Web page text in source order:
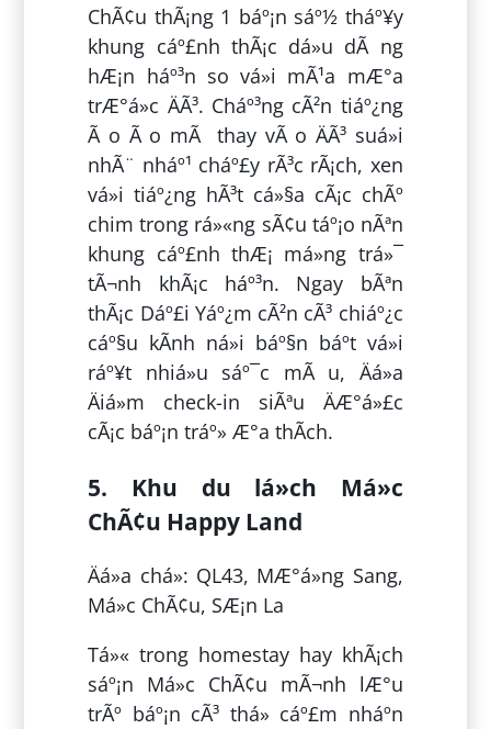
ChÃ¢u thÃ¡ng 1 báº¡n sáº½ tháº¥y
khung cáº£nh thÃ¡c dá»u dÃ ng
hÆ¡n háº³n so vá»i mÃ¹a mÆ°a
trÆ°á»c ÄÃ³. Cháº³ng cÃ²n tiáº¿ng
Ã o Ã o mÃ thay vÃ o ÄÃ³ suá»i
nhÃ¨ nháº¹ cháº£y rÃ³c rÃ¡ch, xen
vá»i tiáº¿ng hÃ³t cá»§a cÃ¡c chÃº
chim trong rá»«ng sÃ¢u táº¡o nÃªn
khung cáº£nh thÆ¡ má»ng trá»¯
tÃ¬nh khÃ¡c háº³n. Ngay bÃªn
thÃ¡c Dáº£i Yáº¿m cÃ²n cÃ³ chiáº¿c
cáº§u kÃ­nh ná»i báº§n báº­t vá»i
ráº¥t nhiá»u sáº¯c mÃ u, Äá»a
Äiá»m check-in siÃªu ÄÆ°á»£c
cÃ¡c báº¡n tráº» Æ°a thÃ­ch.
5. Khu du lá»ch Má»c
ChÃ¢u Happy Land
Äá»a chá»: QL43, MÆ°á»ng Sang,
Má»c ChÃ¢u, SÆ¡n La
Tá»« trong homestay hay khÃ¡ch
sáº¡n Má»c ChÃ¢u mÃ¬nh lÆ°u
trÃº báº¡n cÃ³ thá» cáº£m nháº­n